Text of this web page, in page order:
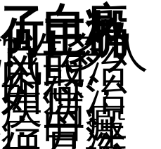
白癜
正确
许多人
的治
惑，
何治
病。
白癜
方法